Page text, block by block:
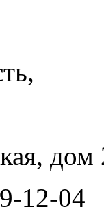
дом
12-04